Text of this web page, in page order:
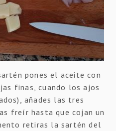
pones el aceite con
finas, cuando los ajos
añades las tres
freír hasta que cojan un
retiras la sartén del